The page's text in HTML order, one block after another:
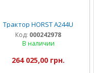
Трактор HORST A244U
Код: 000242978
В наличии
264 025,00 грн.